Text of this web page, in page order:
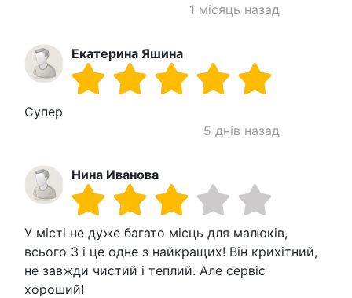
1 місяць назад
Екатерина Яшина
Супер
5 днів назад
Нина Иванова
У місті не дуже багато місць для малюків,
всього 3 і це одне з найкращих! Він крихітний,
не завжди чистий і теплий. Але сервіс
хороший!